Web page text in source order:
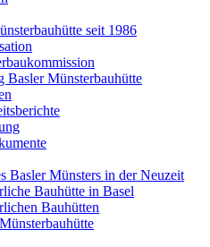
seit 1986
Basler Münsterbauhütte
Basler Münsters in der Neuzeit
Bauhütte in Basel
Bauhütten